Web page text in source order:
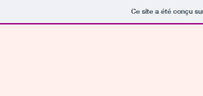
Ce site a été conçu